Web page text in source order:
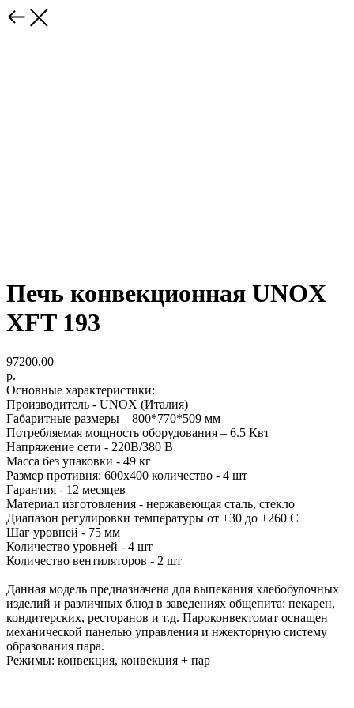
Печь конвекционная UNOX
XFT 193
97200,00
р.
Основные характеристики:
Производитель - UNOX (Италия)
Габаритные размеры – 800*770*509 мм
Потребляемая мощность оборудования – 6.5 Квт
Напряжение сети - 220В/380 В
Масса без упаковки - 49 кг
Размер противня: 600х400 количество - 4 шт
Гарантия - 12 месяцев
Материал изготовления - нержавеющая сталь, стекло
Диапазон регулировки температуры от +30 до +260 С
Шаг уровней - 75 мм
Количество уровней - 4 шт
Количество вентиляторов - 2 шт
Данная модель предназначена для выпекания хлебобулочных
изделий и различных блюд в заведениях общепита: пекарен,
кондитерских, ресторанов и т.д. Пароконвектомат оснащен
механической панелью управления и нжекторную систему
образования пара.
Режимы: конвекция, конвекция + пар